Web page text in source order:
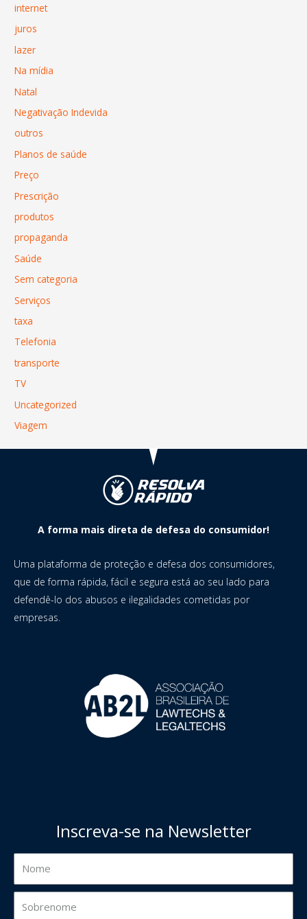
internet
juros
lazer
Na mídia
Natal
Negativação Indevida
outros
Planos de saúde
Preço
Prescrição
produtos
propaganda
Saúde
Sem categoria
Serviços
taxa
Telefonia
transporte
TV
Uncategorized
Viagem
A forma mais direta de defesa do consumidor!
Uma plataforma de proteção e defesa dos consumidores,
que de forma rápida, fácil e segura está ao seu lado para
defendê-lo dos abusos e ilegalidades cometidas por
empresas.
Inscreva-se na Newsletter